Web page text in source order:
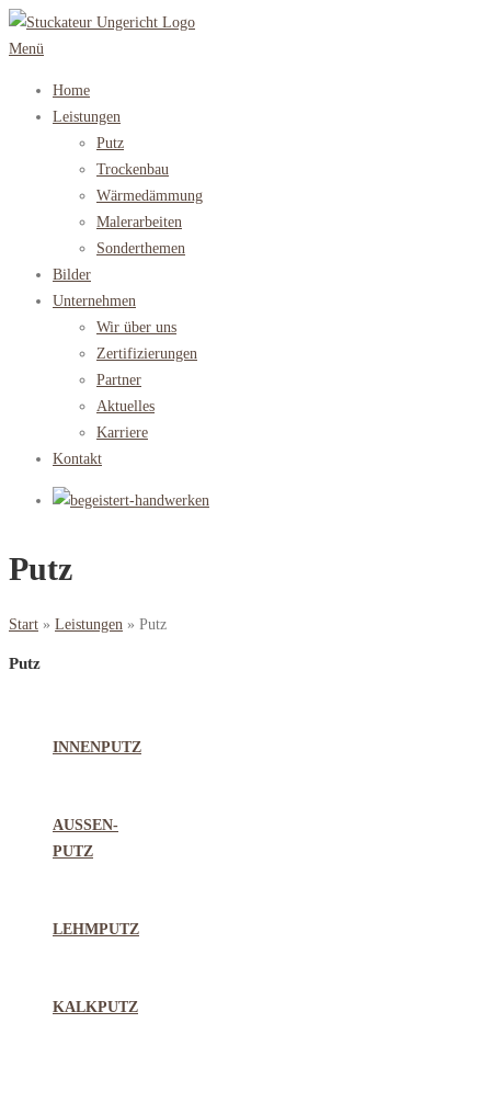
Zum
Inhalt
Menü
Home
Leistungen
Putz
Trockenbau
Wärmedämmung
Malerarbeiten
Sonderthemen
Bilder
Unternehmen
Wir über uns
Zertifizierungen
Partner
Aktuelles
Karriere
Kontakt
Putz
Start » Leistungen » Putz
Putz
INNENPUTZ
AUSSEN-
PUTZ
LEHMPUTZ
KALKPUTZ